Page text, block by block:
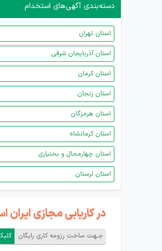
دسته‌بندی آگهی‌های استخدام
استان تهران
استان آذربایجان شرقی
استان کرمان
استان زنجان
استان هرمزگان
استان کرمانشاه
استان چهارمحال و بختیاری
استان لرستان
در کاریابی مجازی
جـهت ساخت رزومه کاری رایگان